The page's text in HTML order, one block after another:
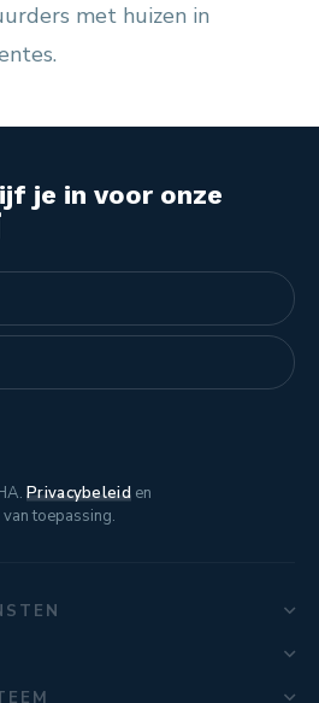
met huizen in
je in voor onze
Privacybeleiden
toepassing.